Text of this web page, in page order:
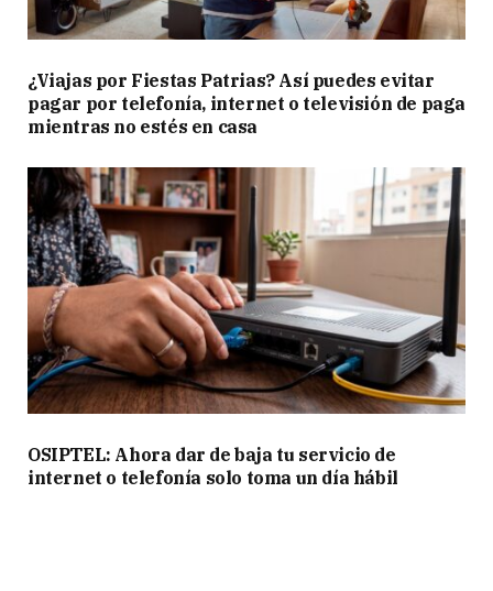
¿Viajas por Fiestas Patrias? Así puedes evitar
pagar por telefonía, internet o televisión de paga
mientras no estés en casa
OSIPTEL: Ahora dar de baja tu servicio de
internet o telefonía solo toma un día hábil